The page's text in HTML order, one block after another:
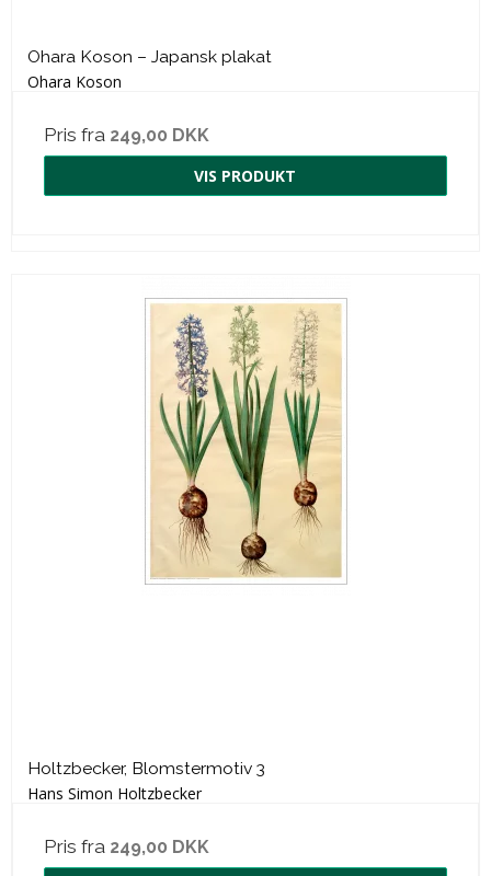
Ohara Koson – Japansk plakat
Ohara Koson
Pris fra 249,00 DKK
VIS PRODUKT
Holtzbecker, Blomstermotiv 3
Hans Simon Holtzbecker
Pris fra 249,00 DKK